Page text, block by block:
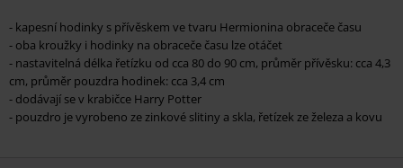
- kapesní hodinky s přívěskem ve tvaru Hermionina obraceče času
- oba kroužky i hodinky na obraceče času lze otáčet
- nastavitelná délka řetízku od cca 80 do 90 cm, průměr přívěsku: cca 4,3
cm, průměr pouzdra hodinek: cca 3,4 cm
- dodávají se v krabičce Harry Potter
- pouzdro je vyrobeno ze zinkové slitiny a skla, řetízek ze železa a kovu